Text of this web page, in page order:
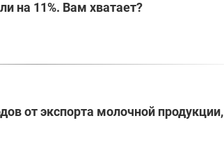
на 11%. Вам хватает?
от экспорта молочной продукции,